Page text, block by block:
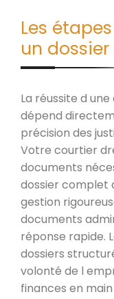
Les
un
La réussite d
dépend
précision des
Votre courtier
documents
dossier complet
gestion
documents
réponse rapide.
dossiers
volonté de l
finances en